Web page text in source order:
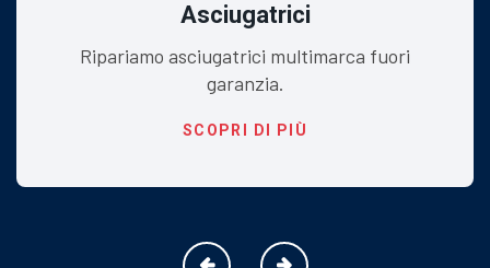
Asciugatrici
Ripariamo asciugatrici multimarca fuori
garanzia.
SCOPRI DI PIÙ